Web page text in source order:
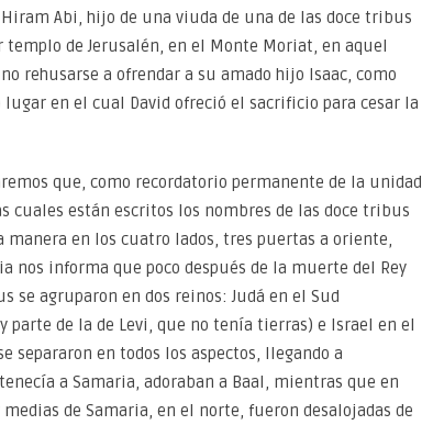
Abi, hijo de una viuda de una de las doce tribus
de Jerusalén, en el Monte Moriat, en aquel
rehusarse a ofrendar a su amado hijo Isaac, como
en el cual David ofreció el sacrificio para cesar la
que, como recordatorio permanente de la unidad
cuales están escritos los nombres de las doce tribus
en los cuatro lados, tres puertas a oriente,
nos informa que poco después de la muerte del Rey
se agruparon en dos reinos: Judá en el Sud
de la de Levi, que no tenía tierras) e Israel en el
separaron en todos los aspectos, llegando a
a Samaria, adoraban a Baal, mientras que en
de Samaria, en el norte, fueron desalojadas de